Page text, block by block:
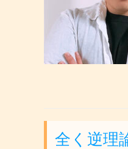
全く逆理